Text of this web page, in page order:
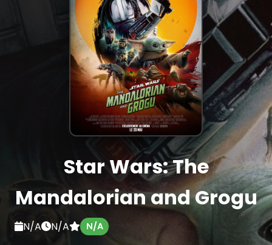
Star Wars: The
Mandalorian and Grogu
N/A N/A N/A